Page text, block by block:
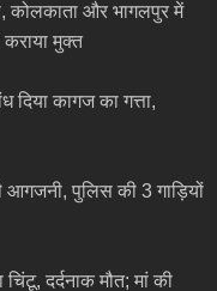
कोलकाता और भागलपुर में
मुक्त
दिया कागज का गत्ता,
पुलिस की 3 गाड़ियों
दर्दनाक मौत; मां की